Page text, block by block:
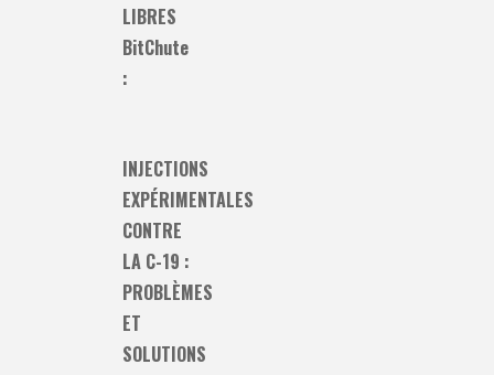
LIBRES
BitChute
:
INJECTIONS
EXPÉRIMENTALES
CONTRE
LA C-19 :
PROBLÈMES
ET
SOLUTIONS